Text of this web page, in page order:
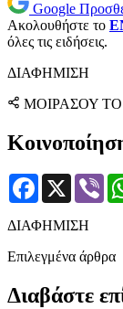
Google
Ακολουθήστε το
όλες τις ειδήσεις.
ΔΙΑΦΗΜΙΣΗ
ΜΟΙΡΑΣΟΥ ΤΟ
Facebook
X
ΔΙΑΦΗΜΙΣΗ
Επιλεγμένα άρθρα
Διαβάστε